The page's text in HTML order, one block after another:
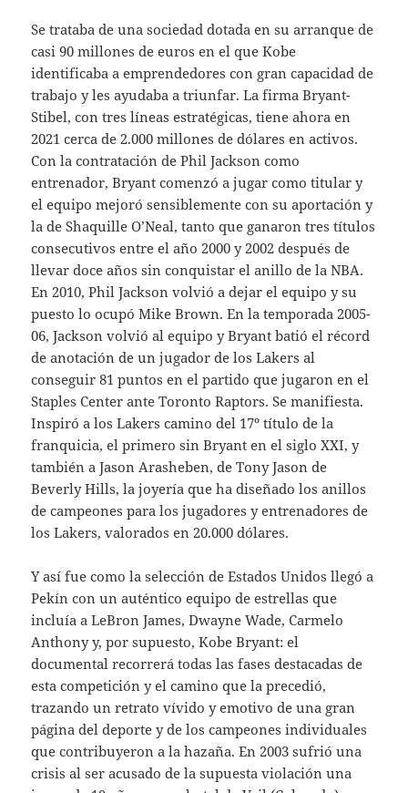
Se trataba de una sociedad dotada en su arranque de
casi 90 millones de euros en el que Kobe
identificaba a emprendedores con gran capacidad de
trabajo y les ayudaba a triunfar. La firma Bryant-
Stibel, con tres líneas estratégicas, tiene ahora en
2021 cerca de 2.000 millones de dólares en activos.
Con la contratación de Phil Jackson como
entrenador, Bryant comenzó a jugar como titular y
el equipo mejoró sensiblemente con su aportación y
la de Shaquille O’Neal, tanto que ganaron tres títulos
consecutivos entre el año 2000 y 2002 después de
llevar doce años sin conquistar el anillo de la NBA.
En 2010, Phil Jackson volvió a dejar el equipo y su
puesto lo ocupó Mike Brown. En la temporada 2005-
06, Jackson volvió al equipo y Bryant batió el récord
de anotación de un jugador de los Lakers al
conseguir 81 puntos en el partido que jugaron en el
Staples Center ante Toronto Raptors. Se manifiesta.
Inspiró a los Lakers camino del 17º título de la
franquicia, el primero sin Bryant en el siglo XXI, y
también a Jason Arasheben, de Tony Jason de
Beverly Hills, la joyería que ha diseñado los anillos
de campeones para los jugadores y entrenadores de
los Lakers, valorados en 20.000 dólares.
Y así fue como la selección de Estados Unidos llegó a
Pekín con un auténtico equipo de estrellas que
incluía a LeBron James, Dwayne Wade, Carmelo
Anthony y, por supuesto, Kobe Bryant: el
documental recorrerá todas las fases destacadas de
esta competición y el camino que la precedió,
trazando un retrato vívido y emotivo de una gran
página del deporte y de los campeones individuales
que contribuyeron a la hazaña. En 2003 sufrió una
crisis al ser acusado de la supuesta violación una